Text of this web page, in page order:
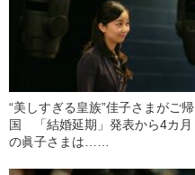
“美しすぎる皇族”佳子さまがご帰
国 「結婚延期」発表から4カ月
の眞子さまは……